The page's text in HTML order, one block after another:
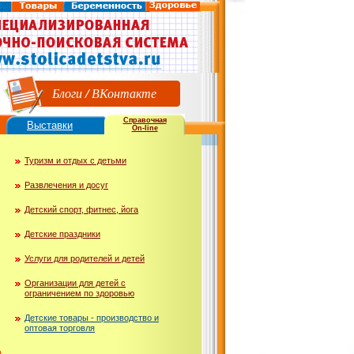
Блоги/ВКонтакте
Туризм и отдых с детьми
Развлечения и досуг
Детский спорт, фитнес, йога
Детские праздники
Услуги для родителей и детей
Организации для детей с
ограничением по здоровью
Детские товары - производство и
оптовая торговля
Справочная
On-line
Выставки